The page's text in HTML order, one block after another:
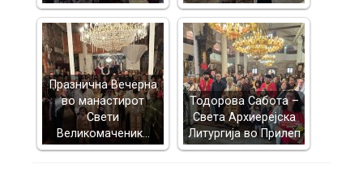
Празнична Вечерна
во манастирот
Свети
Великомаченик…
Тодорова Сабота –
Света Архиерејска
Литургија во Прилеп